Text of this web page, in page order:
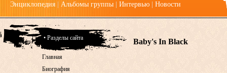
Энциклопедия Альбомы группы Интервью Новости
Baby's In Black
• Разделы сайта
Главная
Биография